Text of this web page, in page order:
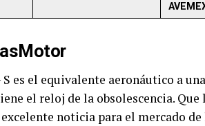
S es el equivalente aeronáutico a
el reloj de la obsolescencia.
noticia para el mercado